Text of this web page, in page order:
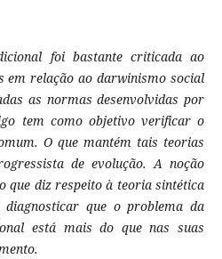
foi bastante criticada ao
em relação ao darwinismo social
as normas desenvolvidas por
tem como objetivo verificar o
O que mantém tais teorias
de evolução. A noção
que diz respeito à teoria sintética
diagnosticar que o problema da
está mais do que nas suas